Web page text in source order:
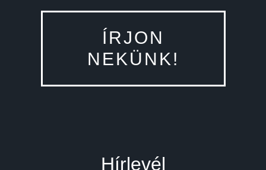
ÍRJON
NEKÜNK!
Hírlevél